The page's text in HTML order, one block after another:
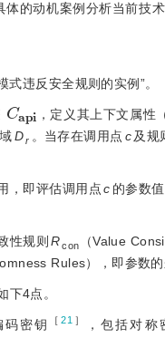
的动机案例分析当前技
违反安全规则的实例”。
Ca
，定义其上下文属性
Dr 。当存在调用点 c及规
，即评估调用点 c 的参数
性规则 R con
（Value
Rules），即参数
下4点。
码密钥 ［21 ］
，包括对